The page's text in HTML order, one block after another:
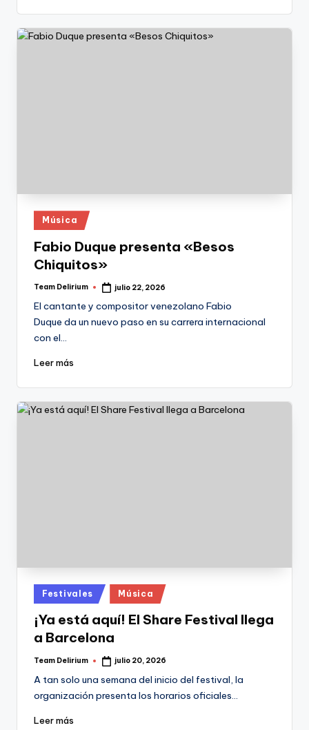
Publicado
en
Música
Fabio Duque presenta «Besos
Chiquitos»
Publicado
Team Delirium julio 22, 2026
El cantante y compositor venezolano Fabio
Duque da un nuevo paso en su carrera internacional
con el…
Leer más
Publicado
en
Festivales Música
¡Ya está aquí! El Share Festival llega
a Barcelona
Publicado
Team Delirium julio 20, 2026
A tan solo una semana del inicio del festival, la
organización presenta los horarios oficiales…
Leer más